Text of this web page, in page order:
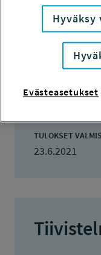
3.4.2017 -
23.2.2017
7 500 euroa
TULOKSET
23.6.2021
Evästeasetukset